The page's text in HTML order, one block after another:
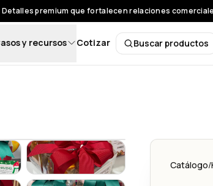
premium que fortalecen relaciones
y recursos Cotizar Buscar productos
Buscar
de la Navidad" Kits empresariales personalizado
celebrar juntos la magia de la Navidad" Kits
"Una dulce pausa para celebrar juntos la
Set de regalo: "Una dulce pausa
Catálogo/